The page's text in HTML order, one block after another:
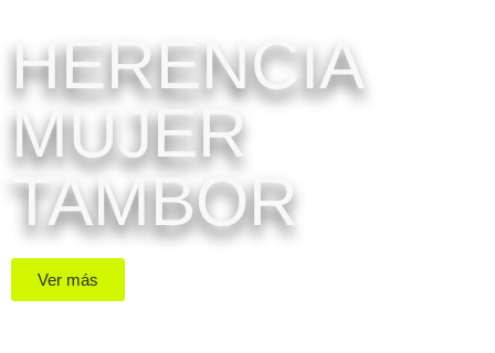
HERENCIA
MUJER
TAMBOR
Ver más